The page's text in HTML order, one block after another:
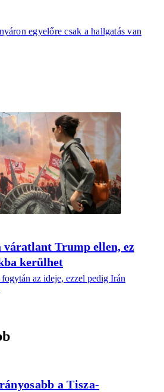
egyelőre csak a hallgatás van
váratlant Trump ellen, ez
kerülhet
az ideje, ezzel pedig Irán
a Tisza-